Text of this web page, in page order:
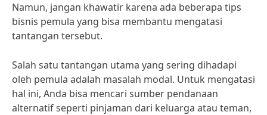
Namun, jangan khawatir karena ada beberapa tips
bisnis pemula yang bisa membantu mengatasi
tantangan tersebut.
Salah satu tantangan utama yang sering dihadapi
oleh pemula adalah masalah modal. Untuk mengatasi
hal ini, Anda bisa mencari sumber pendanaan
alternatif seperti pinjaman dari keluarga atau teman,